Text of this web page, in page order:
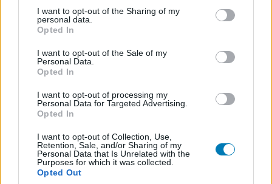
not limited to your visit or usage behaviour. You may click to
grant or deny consent to Google and its third-party tags to
use your data for below specified purposes in below Google
consent section.
I want to opt-out of the Sharing of my
personal data.
Opted In
I want to opt-out of the Sale of my
Personal Data.
Opted In
I want to opt-out of processing my
Personal Data for Targeted Advertising.
Opted In
I want to opt-out of Collection, Use,
Retention, Sale, and/or Sharing of my
Personal Data that Is Unrelated with the
Purposes for which it was collected.
Opted Out
Érdemes lehet újrajátszani a
Dragon Age: Inquisitiont a
Dragon Age: The Veilguard előtt
Chavalier|2024 június 11. 16:10
Úgy tűnik, nemcsak Varric tér vissza a széria
legutóbbi részéből, hanem a játékosok központi